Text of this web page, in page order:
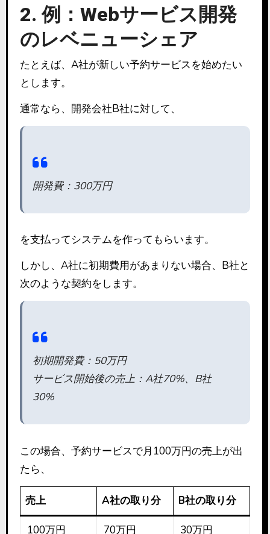
2. 例：Webサービス開発
のレベニューシェア
たとえば、A社が新しい予約サービスを始めたい
とします。
通常なら、開発会社B社に対して、
開発費：300万円
を支払ってシステムを作ってもらいます。
しかし、A社に初期費用があまりない場合、B社と
次のような契約をします。
初期開発費：50万円
サービス開始後の売上：A社70%、B社
30%
この場合、予約サービスで月100万円の売上が出
たら、
売上 A社の取り分 B社の取り分
100万円 70万円 30万円